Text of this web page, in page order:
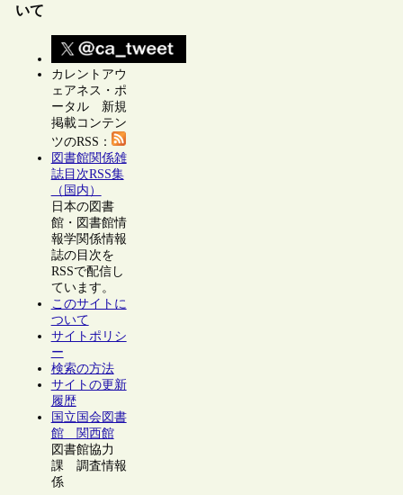
いて
カレントアウ
ェアネス・ポ
ータル 新規
掲載コンテン
ツのRSS：
図書館関係雑
誌目次RSS集
（国内）
日本の図書
館・図書館情
報学関係情報
誌の目次を
RSSで配信し
ています。
このサイトに
ついて
サイトポリシ
ー
検索の方法
サイトの更新
履歴
国立国会図書
館 関西館
図書館協力
課 調査情報
係